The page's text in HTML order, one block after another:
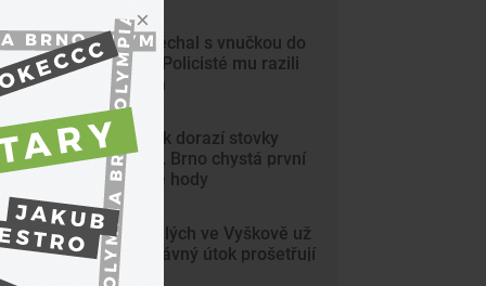
Dědeček spěchal s vnučkou do
nemocnice. Policisté mu razili
cestu Brnem
Na Svoboďák dorazí stovky
krojovaných. Brno chystá první
celoměstské hody
Gang nezletilých ve Vyškově už
dořádil. Nedávný útok prošetřují
kriminalisté